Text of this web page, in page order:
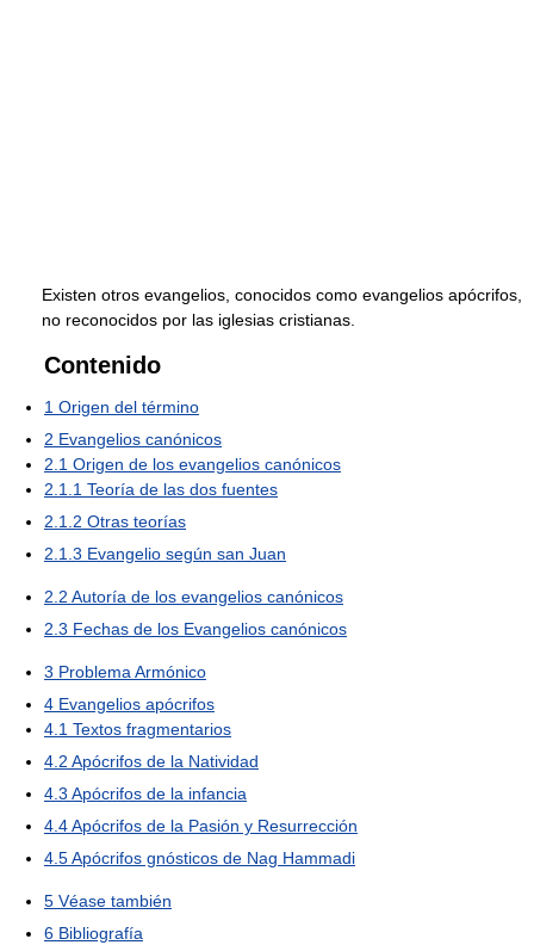
Existen otros evangelios, conocidos como evangelios apócrifos,
no reconocidos por las iglesias cristianas.
Contenido
1 Origen del término
2 Evangelios canónicos
2.1 Origen de los evangelios canónicos
2.1.1 Teoría de las dos fuentes
2.1.2 Otras teorías
2.1.3 Evangelio según san Juan
2.2 Autoría de los evangelios canónicos
2.3 Fechas de los Evangelios canónicos
3 Problema Armónico
4 Evangelios apócrifos
4.1 Textos fragmentarios
4.2 Apócrifos de la Natividad
4.3 Apócrifos de la infancia
4.4Apócrifos de la Pasión y Resurrección
4.5Apócrifos gnósticos de Nag Hammadi
5 Véase también
6 Bibliografía